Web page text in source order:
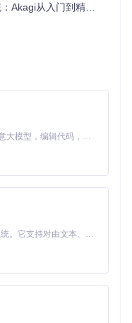
熟悉
准备
决策的全流程支
的麻将辅助生态系
程需求。
从入门到精通全指南
Claude Code 的开源替代方案。连接任意大模型，编辑代码，运行命令，自动验证 — 全自动执行。用 Rust 构建，极致性能。 ｜ An open-source alternative to Claude Code. Connect any LLM, edit code, run commands, and verify changes — autonomously. Built in Rust for speed. Get Started
MiniMax H3 是一个通用的全模态生成系统。它支持对由文本、图像、视频和音频组成的多模态上下文进行统一理解，并能生成分辨率高达 2K、时长可达 15 秒的带原生立体声音频的视频。得益于面向任务泛化的系统设计，H3 在预训练阶段就已具备广泛的多模态上下文理解与生成能力，能够出色地执行复杂的多模态指令。